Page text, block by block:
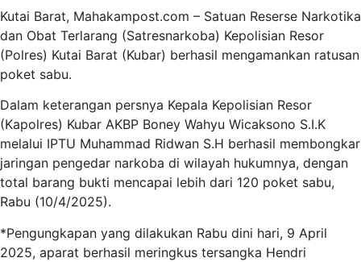
Kutai Barat, Mahakampost.com – Satuan Reserse Narkotika
dan Obat Terlarang (Satresnarkoba) Kepolisian Resor
(Polres) Kutai Barat (Kubar) berhasil mengamankan ratusan
poket sabu.
Dalam keterangan persnya Kepala Kepolisian Resor
(Kapolres) Kubar AKBP Boney Wahyu Wicaksono S.I.K
melalui IPTU Muhammad Ridwan S.H berhasil membongkar
jaringan pengedar narkoba di wilayah hukumnya, dengan
total barang bukti mencapai lebih dari 120 poket sabu,
Rabu (10/4/2025).
*Pengungkapan yang dilakukan Rabu dini hari, 9 April
2025, aparat berhasil meringkus tersangka Hendri